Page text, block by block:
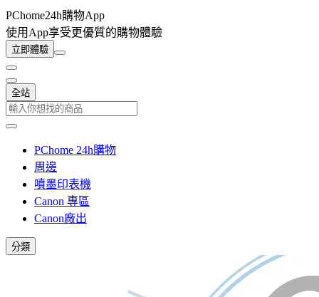
PChome24h購物App
使用App享受更優質的購物體驗
立即體驗
全站
PChome 24h購物
周邊
噴墨印表機
Canon 專區
Canon廠出
分類